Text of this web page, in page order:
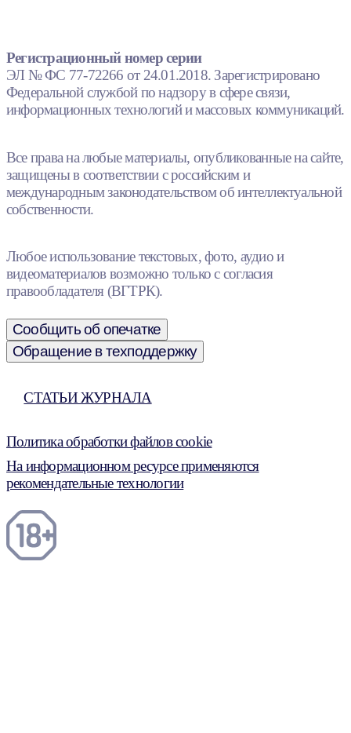
Регистрационный номер серии
ЭЛ № ФС 77-72266 от 24.01.2018. Зарегистрировано
Федеральной службой по надзору в сфере связи,
информационных технологий и массовых коммуникаций.
Все права на любые материалы, опубликованные на сайте,
защищены в соответствии с российским и
международным законодательством об интеллектуальной
собственности.
Любое использование текстовых, фото, аудио и
видеоматериалов возможно только с согласия
правообладателя (ВГТРК).
Сообщить об опечатке
Обращение в техподдержку
СТАТЬИ ЖУРНАЛА
Политика обработки файлов cookie
На информационном ресурсе применяются
рекомендательные технологии